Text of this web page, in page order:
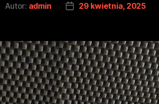
Autor: admin 29 kwietnia, 2025